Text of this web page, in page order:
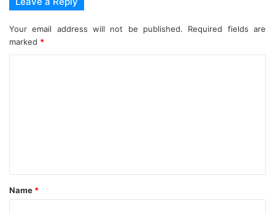
Your email address will not be published.
Required fields are
marked *
t
*
Name *